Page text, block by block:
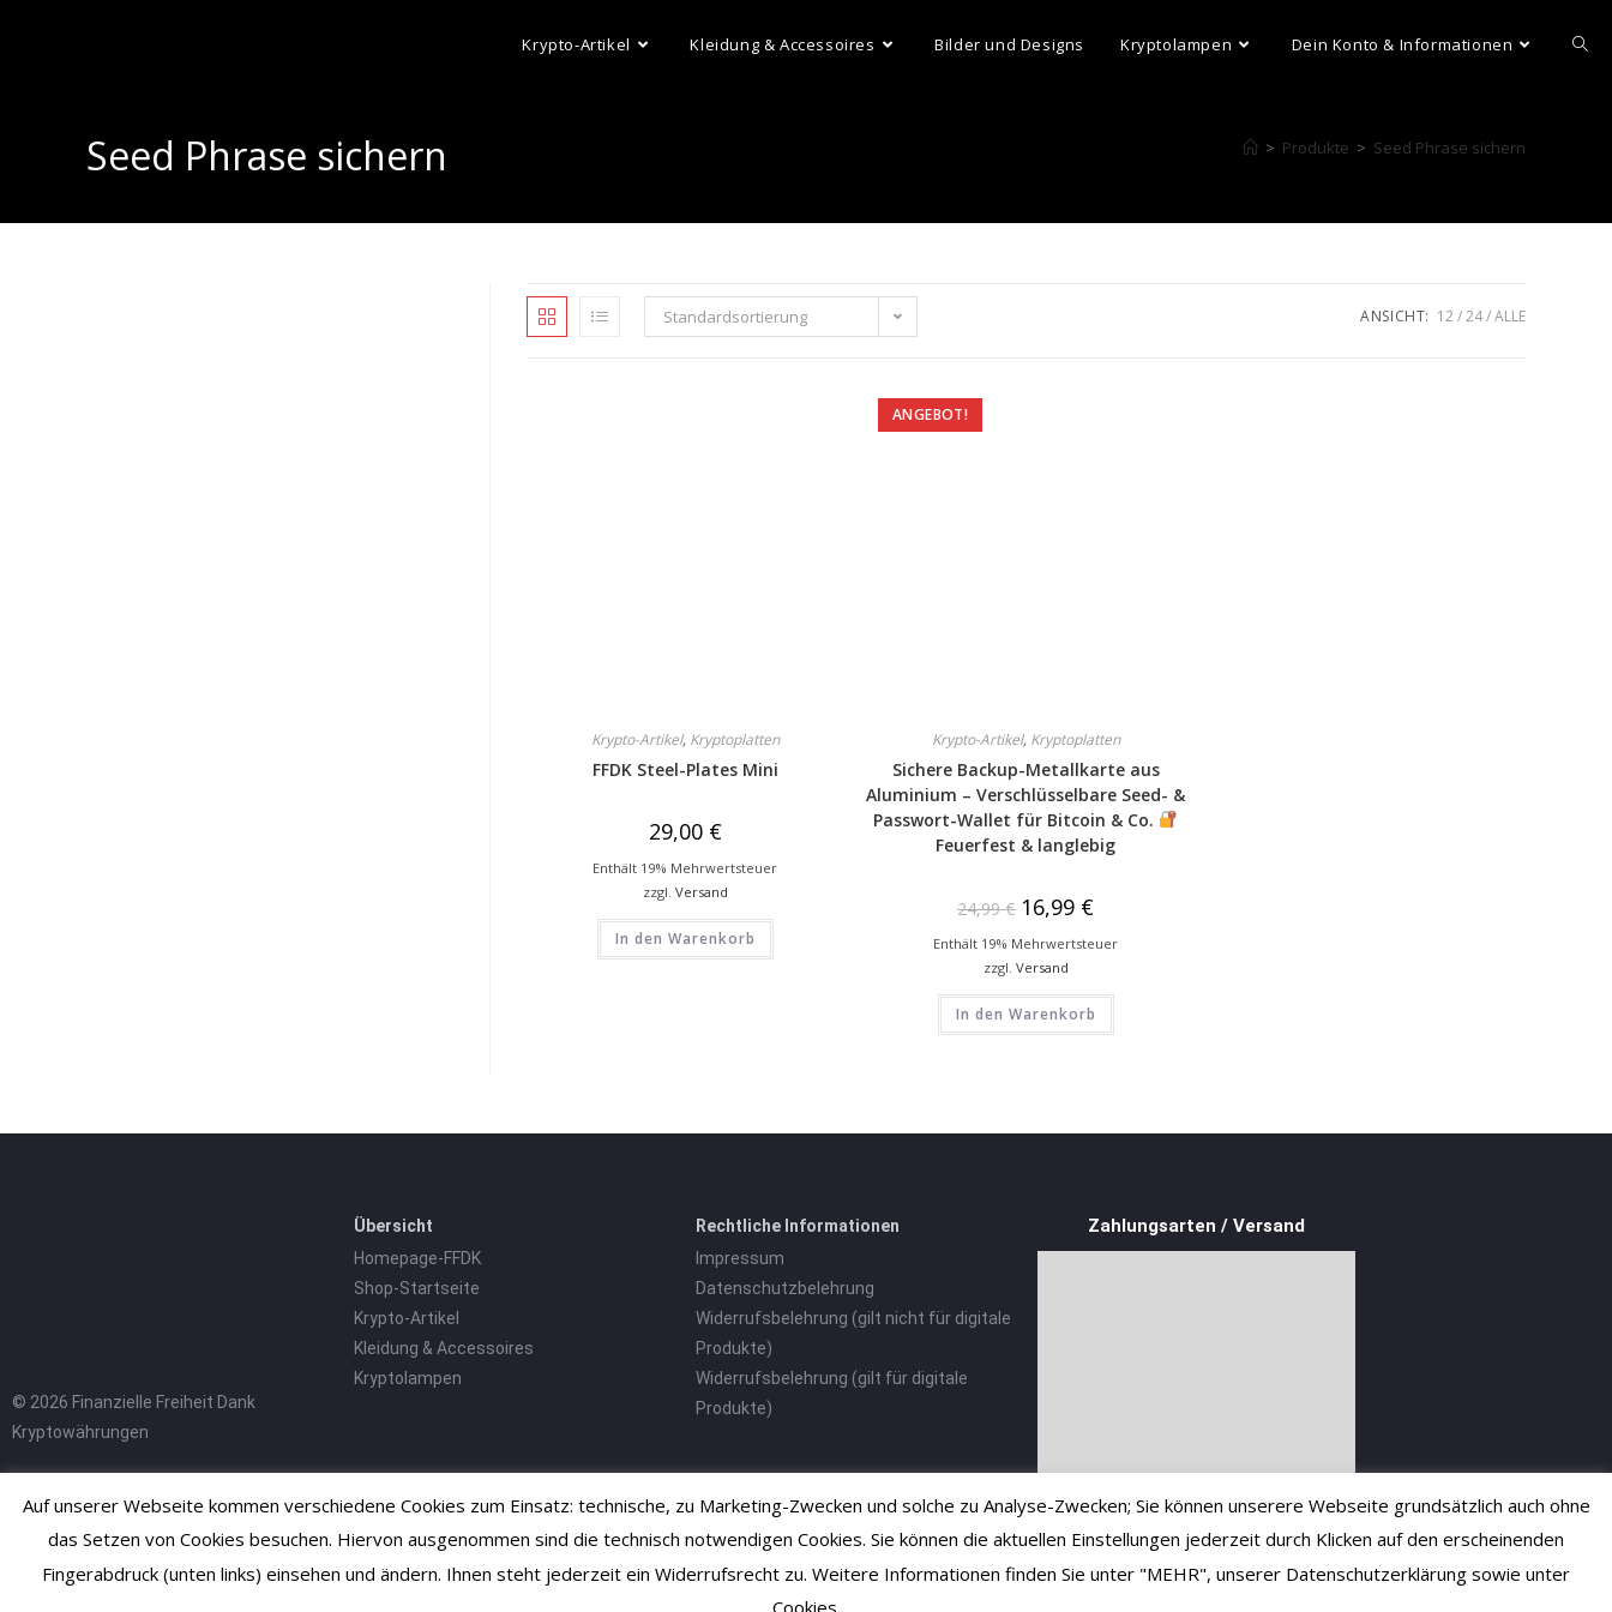
Krypto-Artikel Kleidung & Accessoires Bilder und Designs Kryptolampen Dein Konto & Informationen
Seed Phrase sichern > Produkte > Seed Phrase sichern
Standardsortierung ANSICHT: 12 24 ALLE
Krypto-Artikel, Kryptoplatten
FFDK Steel-Plates Mini
29,00 €
Enthält 19% Mehrwertsteuer
zzgl. Versand
In den Warenkorb
ANGEBOT!
Krypto-Artikel, Kryptoplatten
Sichere Backup-Metallkarte aus
Aluminium – Verschlüsselbare Seed- &
Passwort-Wallet für Bitcoin & Co.
Feuerfest & langlebig
24,99€ 16,99 €
Enthält 19% Mehrwertsteuer
zzgl. Versand
In den Warenkorb
© 2026 Finanzielle Freiheit Dank
Kryptowährungen
Übersicht
Homepage-FFDK
Shop-Startseite
Krypto-Artikel
Kleidung & Accessoires
Kryptolampen
Rechtliche Informationen
Impressum
Datenschutzbelehrung
Widerrufsbelehrung (gilt nicht für digitale
Produkte)
Widerrufsbelehrung (gilt für digitale
Produkte)
Zahlungsarten / Versand
Auf unserer Webseite kommen verschiedene Cookies zum Einsatz: technische, zu Marketing-Zwecken und solche zu Analyse-Zwecken; Sie können unserere Webseite grundsätzlich auch ohne
das Setzen von Cookies besuchen. Hiervon ausgenommen sind die technisch notwendigen Cookies. Sie können die aktuellen Einstellungen jederzeit durch Klicken auf den erscheinenden
Fingerabdruck (unten links) einsehen und ändern. Ihnen steht jederzeit ein Widerrufsrecht zu. Weitere Informationen finden Sie unter "MEHR", unserer Datenschutzerklärung sowie unter
Cookies.